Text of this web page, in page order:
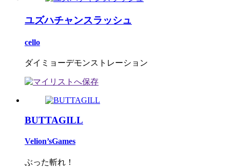
ユズハチャンスラッシュ
cello
ダイミョーデモンストレーション
BUTTAGILL
Velion’sGames
ぶった斬れ！